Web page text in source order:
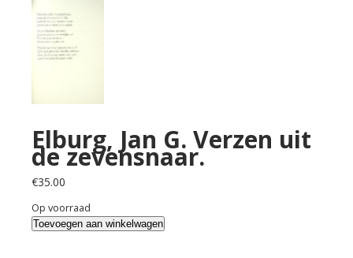
Elburg, Jan G. Verzen uit
de zevensnaar.
€35.00
Op voorraad
Elburg,
Toevoegen aan winkelwagen